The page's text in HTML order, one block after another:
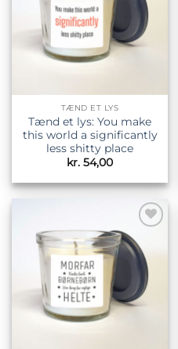
TÆND ET LYS
Tænd et lys: You make
this world a significantly
less shitty place
kr. 54,00
Tilføj til
ønskeliste